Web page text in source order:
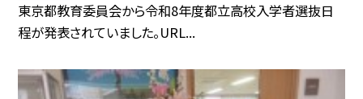
東京都教育委員会から令和8年度都立高校入学者選抜日
程が発表されていました。URL...